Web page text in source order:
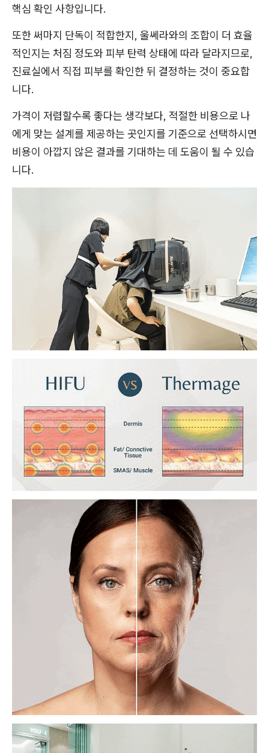
핵심 확인 사항입니다.
또한 써마지 단독이 적합한지, 울쎄라와의 조합이 더 효율
적인지는 처짐 정도와 피부 탄력 상태에 따라 달라지므로,
진료실에서 직접 피부를 확인한 뒤 결정하는 것이 중요합
니다.
가격이 저렴할수록 좋다는 생각보다, 적절한 비용으로 나
에게 맞는 설계를 제공하는 곳인지를 기준으로 선택하시면
비용이 아깝지 않은 결과를 기대하는 데 도움이 될 수 있습
니다.